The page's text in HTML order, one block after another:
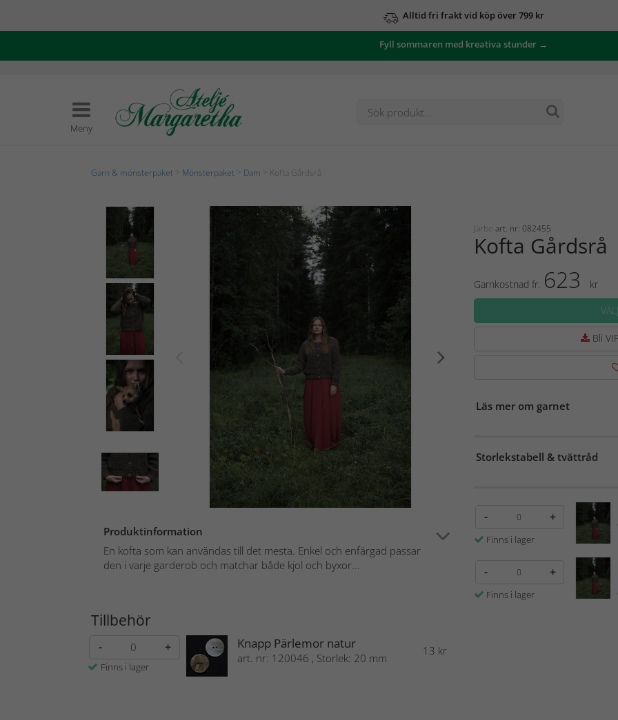
Alltid fri frakt vid köp över 799 kr
Fyll sommaren med kreativa stunder →
Meny
Garn & mönsterpaket Mönsterpaket Dam > Kofta Gårdsrå
Produktinformation
En kofta som kan användas till det mesta. Enkel och enfärgad passar
den i varje garderob och matchar både kjol och byxor...
Järbo art. nr: 082455
Kofta Gårdsrå
Garnkostnad fr. 623
kr
Bli
Läs mer om garnet
Storlekstabell & tvättråd
- +
Finns i lager
- +
Finns i lager
Tillbehör
- +
Finns i lager
Knapp Pärlemor natur
art. nr: 120046 , Storlek: 20 mm
13 kr